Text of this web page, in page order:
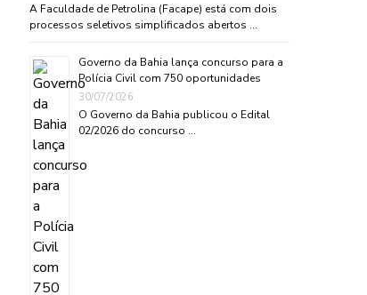
A Faculdade de Petrolina (Facape) está com dois
processos seletivos simplificados abertos …
Governo da Bahia lança concurso para a
Polícia Civil com 750 oportunidades
30/07/2026
O Governo da Bahia publicou o Edital
02/2026 do concurso …